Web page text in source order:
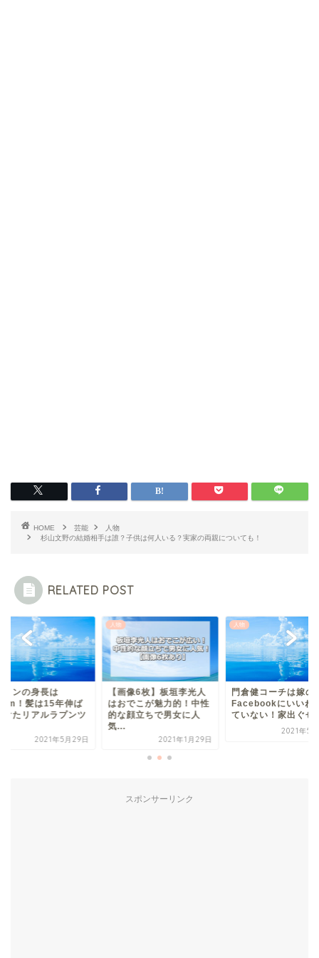
HOME 芸能
人物
杉山文野の結婚相手は誰？子供は何人いる？実家の両親についても！
RELATED POST
リンの身長は
！髪は15年伸ば
けたリアルラプンツ
2021年5月29日
人物
【画像6枚】板垣李光人
はおでこが魅力的！中性
的な顔立ちで男女に人
気...
2021年1月29日
人物
門倉健コーチは嫁の
Facebookにいいね
ていない！家出ぐせ
2021年5
スポンサーリンク